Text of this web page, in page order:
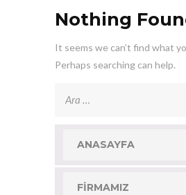
Nothing
It seems we can’t find what
Perhaps searching can help.
ANASAYFA
FIRMAMIZ